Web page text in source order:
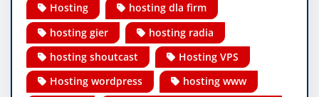
Hosting
hosting dla firm
hosting gier
hosting radia
hosting shoutcast
Hosting VPS
Hosting wordpress
hosting www